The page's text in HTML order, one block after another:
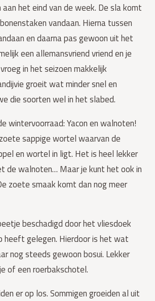
het eind van de week. De sla komt
vandaan. Hierna tussen
en daarna pas gewoon uit het
een allemansvriend vriend en je
in het seizoen makkelijk
groeit wat minder snel en
die soorten wel in het slabed.
wintervoorraad: Yacon en walnoten!
sappige wortel waarvan de
en wortel in ligt. Het is heel lekker
de walnoten… Maar je kunt het ook in
zoete smaak komt dan nog meer
beschadigd door het vliesdoek
heeft gelegen. Hierdoor is het wat
nog steeds gewoon bosui. Lekker
of een roerbakschotel.
er op los. Sommigen groeiden al uit